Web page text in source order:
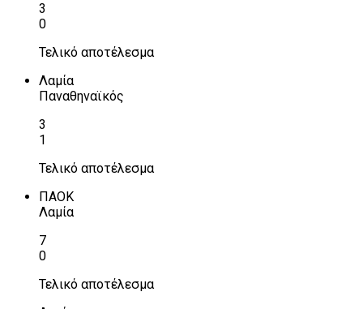
3
0
Τελικό αποτέλεσμα
Λαμία
Παναθηναϊκός
3
1
Τελικό αποτέλεσμα
ΠΑΟΚ
Λαμία
7
0
Τελικό αποτέλεσμα